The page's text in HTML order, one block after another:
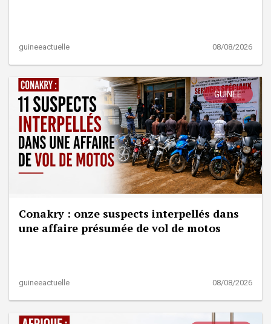
guineeactuelle 08/08/2026
GUINÉE
Conakry : onze suspects interpellés dans
une affaire présumée de vol de motos
guineeactuelle 08/08/2026